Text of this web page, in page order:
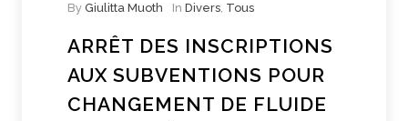
By Giulitta Muoth In Divers, Tous
ARRÊT DES INSCRIPTIONS
AUX SUBVENTIONS POUR
CHANGEMENT DE FLUIDE